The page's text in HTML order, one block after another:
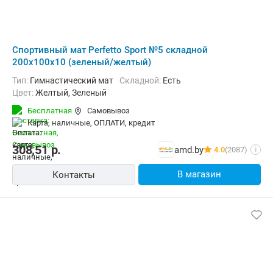
Cпортивный мат Perfetto Sport №5 складной
200x100x10 (зеленый/желтый)
Тип: Гимнастический мат Складной: Есть
Цвет:Желтый, Зеленый
Бесплатная
Самовывоз
карта, наличные, ОПЛАТИ, кредит
308,51р. amd.by 4.0(2087) i
Контакты В магазин